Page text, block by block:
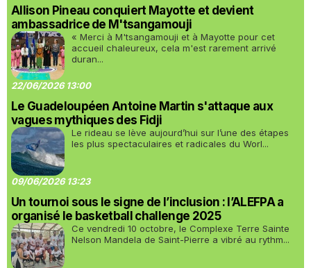
Allison Pineau conquiert Mayotte et devient
ambassadrice de M'tsangamouji
« Merci à M'tsangamouji et à Mayotte pour cet
accueil chaleureux, cela m'est rarement arrivé
duran...
22/06/2026 13:00
Le Guadeloupéen Antoine Martin s'attaque aux
vagues mythiques des Fidji
Le rideau se lève aujourd’hui sur l’une des étapes
les plus spectaculaires et radicales du Worl...
09/06/2026 13:23
Un tournoi sous le signe de l’inclusion : l’ALEFPA a
organisé le basketball challenge 2025
Ce vendredi 10 octobre, le Complexe Terre Sainte
Nelson Mandela de Saint-Pierre a vibré au rythm...